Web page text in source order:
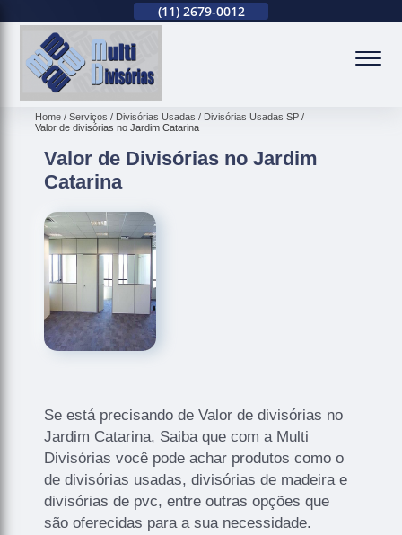
(11) 2679-0012
Home Serviços Divisórias Usadas
Divisórias Usadas SP
Valor de divisórias no Jardim Catarina
Valor de Divisórias no Jardim
Catarina
Se está precisando de Valor de divisórias no
Jardim Catarina, Saiba que com a Multi
Divisórias você pode achar produtos como o
de divisórias usadas, divisórias de madeira e
divisórias de pvc, entre outras opções que
são oferecidas para a sua necessidade.